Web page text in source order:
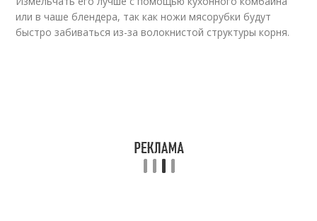
или в чаше блендера, так как ножи мясорубки будут
быстро забиваться из-за волокнистой структуры корня.